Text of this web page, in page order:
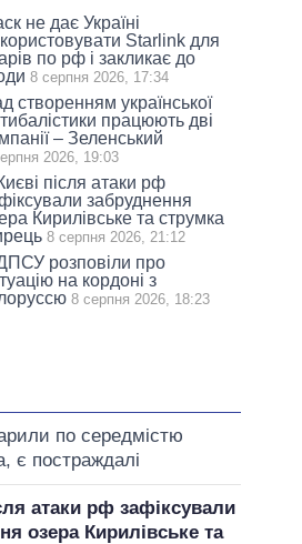
не дає Україні
Starlink для
по рф і закликає до
8 серпня 2026, 17:34
створенням української
працюють дві
– Зеленський
2026, 19:03
після атаки рф
забруднення
Кирилівське та струмка
8 серпня 2026, 21:12
розповіли про
на кордоні з
8 серпня 2026, 18:23
по середмістю
є постраждалі
атаки рф зафіксували
озера Кирилівське та